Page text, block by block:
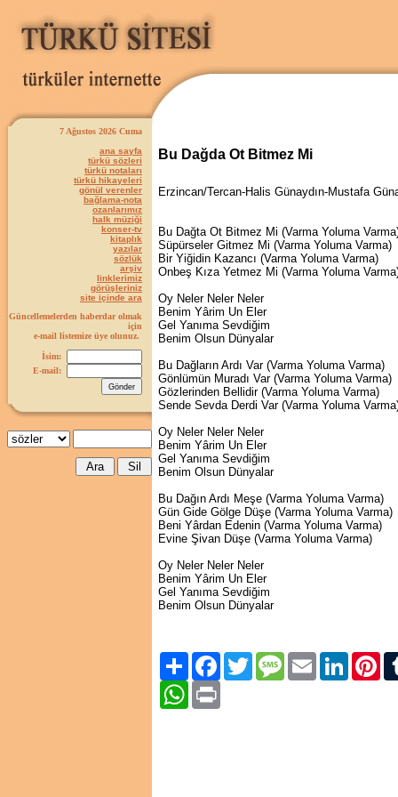
7 Ağustos 2026 Cuma
ana sayfa
türkü sözleri
türkü notaları
türkü hikayeleri
gönül verenler
bağlama-nota
ozanlarımız
halk müziği
konser-tv
kitaplık
yazılar
sözlük
arşiv
linklerimiz
görüşleriniz
site içinde ara
Güncellemelerden haberdar olmak
için
e-mail listemize üye olunuz.
İsim:
E-mail:
Bu Dağda Ot Bitmez Mi
Erzincan/Tercan-Halis Günaydın-Mustafa
Bu Dağta Ot Bitmez Mi (Varma Yoluma
Süpürseler Gitmez Mi (Varma Yoluma Varma)
Bir Yiğidin Kazancı (Varma Yoluma Varma)
Onbeş Kıza Yetmez Mi (Varma Yoluma
Oy Neler Neler Neler
Benim Yârim Un Eler
Gel Yanıma Sevdiğim
Benim Olsun Dünyalar
Bu Dağların Ardı Var (Varma Yoluma Varma)
Gönlümün Muradı Var (Varma Yoluma Varma)
Gözlerinden Bellidir (Varma Yoluma Varma)
Sende Sevda Derdi Var (Varma Yoluma
Oy Neler Neler Neler
Benim Yârim Un Eler
Gel Yanıma Sevdiğim
Benim Olsun Dünyalar
Bu Dağın Ardı Meşe (Varma Yoluma Varma)
Gün Gide Gölge Düşe (Varma Yoluma Varma)
Beni Yârdan Edenin (Varma Yoluma Varma)
Evine Şivan Düşe (Varma Yoluma Varma)
Oy Neler Neler Neler
Benim Yârim Un Eler
Gel Yanıma Sevdiğim
Benim Olsun Dünyalar
Paylaş FacebookTwitter Message Email LinkedIn
WhatsApp